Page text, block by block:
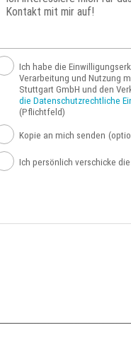
Ich habe die
Verarbeitung und Nutzung
Stuttgart GmbH und den
die Datenschutzrechtliche
(Pflichtfeld)
Kopie an mich senden
Ich persönlich verschicke